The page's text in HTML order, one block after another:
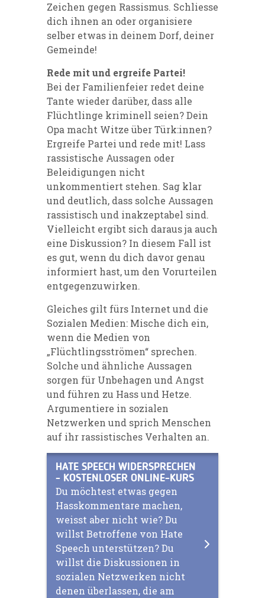
Zeichen gegen Rassismus. Schliesse
dich ihnen an oder organisiere
selber etwas in deinem Dorf, deiner
Gemeinde!
Rede mit und ergreife Partei!
Bei der Familienfeier redet deine
Tante wieder darüber, dass alle
Flüchtlinge kriminell seien? Dein
Opa macht Witze über Türk:innen?
Ergreife Partei und rede mit! Lass
rassistische Aussagen oder
Beleidigungen nicht
unkommentiert stehen. Sag klar
und deutlich, dass solche Aussagen
rassistisch und inakzeptabel sind.
Vielleicht ergibt sich daraus ja auch
eine Diskussion? In diesem Fall ist
es gut, wenn du dich davor genau
informiert hast,um den Vorurteilen
entgegenzuwirken.
Gleiches gilt fürs Internet und die
Sozialen Medien: Mische dich ein,
wenn die Medien von
„Flüchtlingsströmen“ sprechen.
Solche und ähnliche Aussagen
sorgen für Unbehagen und Angst
und führen zu Hass und Hetze.
Argumentiere in sozialen
Netzwerken und sprich Menschen
auf ihr rassistisches Verhalten an.
HATE SPEECH WIDERSPRECHEN
- KOSTENLOSER ONLINE-KURS
Du möchtest etwas gegen
Hasskommentare machen,
weisst aber nicht wie? Du
willst Betroffene von Hate
Speech unterstützen? Du
willst die Diskussionen in
sozialen Netzwerken nicht
denen überlassen, die am